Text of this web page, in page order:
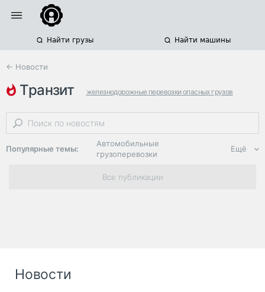
Найти грузы Найти машины
← Новости
транзит железнодорожные перевозки опасных грузов
перевозка удобрений международные грузоперевозки
Популярные темы:
Автомобильные
грузоперевозки
Региональная
логистика
Ещё
Все публикации
Новости